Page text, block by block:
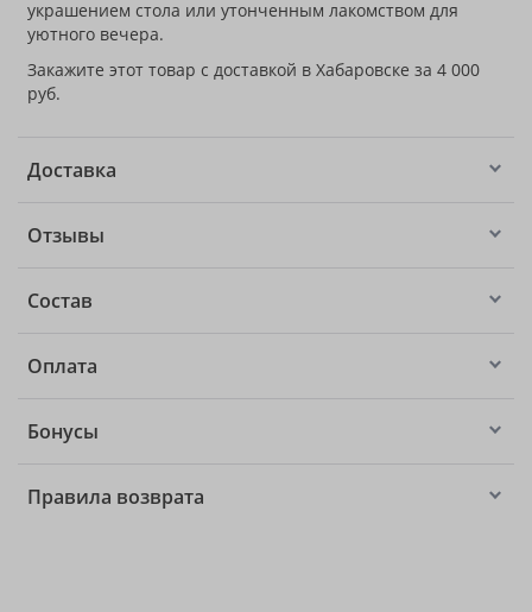
украшением стола или утонченным лакомством для
уютного вечера.
Закажите этот товар с доставкой в Хабаровске за 4 000
руб.
Доставка
Отзывы
Состав
Оплата
Бонусы
Правила возврата